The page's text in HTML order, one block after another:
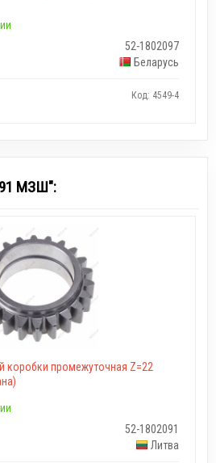
52-1802097
Беларусь
Код: 4549-4
МЗШ":
коробки промежуточная Z=22
52-1802091
Литва